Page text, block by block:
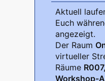
Aktuell
Euch
angezeigt.
Der Raum
virtueller
Räume
Workshop-